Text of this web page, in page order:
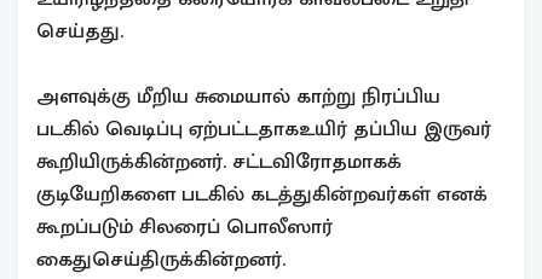
செய்தது.
அளவுக்கு மீறிய சுமையால் காற்று நிரப்பிய
படகில் வெடிப்பு ஏற்பட்டதாகஉயிர் தப்பிய இருவர்
கூறியிருக்கின்றனர். சட்டவிரோதமாகக்
குடியேறிகளை படகில் கடத்துகின்றவர்கள் எனக்
கூறப்படும் சிலரைப் பொலீஸார்
கைதுசெய்திருக்கின்றனர்.